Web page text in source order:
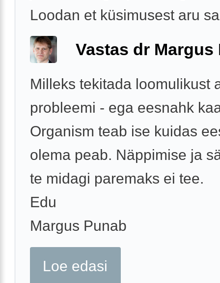
Loodan et küsimusest aru
Vastas dr Margus
Milleks tekitada loomulikust
probleemi - ega eesnahk
Organism teab ise kuidas
olema peab. Näppimise ja
te midagi paremaks ei tee.
Edu
Margus Punab
Loe edasi